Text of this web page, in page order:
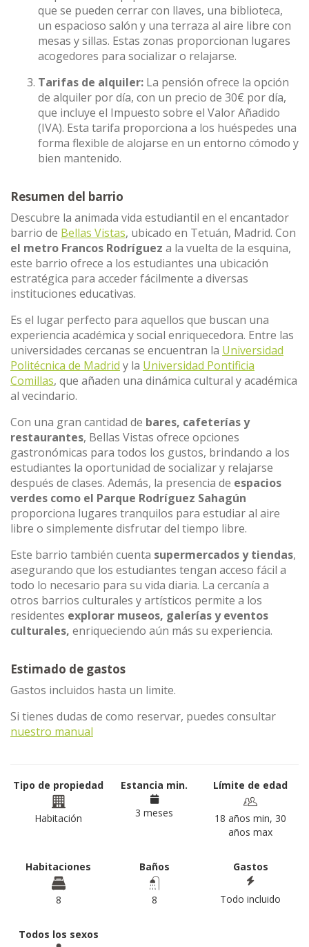
que se pueden cerrar con llaves, una biblioteca,
un espacioso salón y una terraza al aire libre con
mesas y sillas. Estas zonas proporcionan lugares
acogedores para socializar o relajarse.
Tarifas de alquiler: La pensión ofrece la opción
de alquiler por día, con un precio de 30€ por día,
que incluye el Impuesto sobre el Valor Añadido
(IVA). Esta tarifa proporciona a los huéspedes una
forma flexible de alojarse en un entorno cómodo y
bien mantenido.
Resumen del barrio
Descubre la animada vida estudiantil en el encantador
barrio de Bellas Vistas, ubicado en Tetuán, Madrid. Con
el metro Francos Rodríguez a la vuelta de la esquina,
este barrio ofrece a los estudiantes una ubicación
estratégica para acceder fácilmente a diversas
instituciones educativas.
Es el lugar perfecto para aquellos que buscan una
experiencia académica y social enriquecedora. Entre las
universidades cercanas se encuentran la Universidad
Politécnica de Madrid y la Universidad Pontificia
Comillas, que añaden una dinámica cultural y académica
al vecindario.
Con una gran cantidad de bares, cafeterías y
restaurantes, Bellas Vistas ofrece opciones
gastronómicas para todos los gustos, brindando a los
estudiantes la oportunidad de socializar y relajarse
después de clases. Además, la presencia de espacios
verdes como el Parque Rodríguez Sahagún
proporciona lugares tranquilos para estudiar al aire
libre o simplemente disfrutar del tiempo libre.
Este barrio también cuenta supermercados y tiendas,
asegurando que los estudiantes tengan acceso fácil a
todo lo necesario para su vida diaria. La cercanía a
otros barrios culturales y artísticos permite a los
residentes explorar museos, galerías y eventos
culturales, enriqueciendo aún más su experiencia.
Estimado de gastos
Gastos incluidos hasta un limite.
Si tienes dudas de como reservar, puedes consultar
nuestro manual
Tipo de propiedad
Habitación
Estancia min.
3 meses
Límite de edad
18 años min, 30
años max
Habitaciones
8
Baños
8
Gastos
Todo incluido
Todos los sexos